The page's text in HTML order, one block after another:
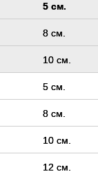
5 см.
8 см.
10 см.
5 см.
8 см.
10 см.
12 см.